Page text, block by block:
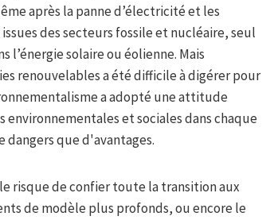
après la panne d’électricité et les
des secteurs fossile et nucléaire, seul
l’énergie solaire ou éolienne. Mais
renouvelables a été difficile à digérer pour
a adopté une attitude
et sociales dans chaque
que d'avantages.
risque de confier toute la transition aux
de modèle plus profonds, ou encore le